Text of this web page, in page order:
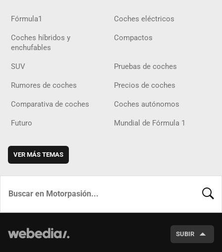
Fórmula1 Coches eléctricos
Coches híbridos y
enchufables
Compactos
SUV Pruebas de coches
Rumores de coches Precios de coches
Comparativa de coches Coches autónomos
Futuro Mundial de Fórmula 1
VER MÁS TEMAS
SUBIR